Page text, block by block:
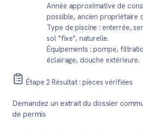
Année approximative de
possible, ancien propriétaire
Type de piscine : enterrée,
sol "fixe", naturelle.
Équipements : pompe,
éclairage, douche extérieure.
Étape 2Résultat : pièces vérifiées
Demandez un extrait du dossier
de permis